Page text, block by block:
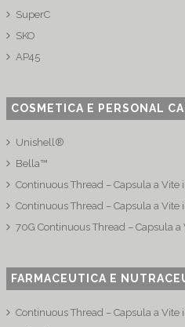
SuperC
SKO
AP45
COSMETICA E PERSONAL
Unishell®
Bella™
Continuous Thread – Capsula a
Continuous Thread – Capsula a Vite
70G Continuous Thread – Capsula a
FARMACEUTICA E
Continuous Thread – Capsula a Vite